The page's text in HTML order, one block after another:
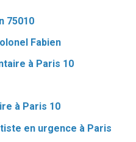
75010
Fabien
à Paris 10
à Paris 10
en urgence à Paris